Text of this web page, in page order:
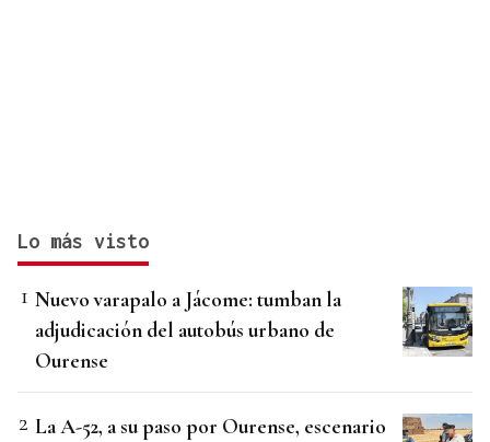
Lo más visto
Nuevo varapalo a Jácome: tumban la
adjudicación del autobús urbano de
Ourense
La A-52, a su paso por Ourense, escenario